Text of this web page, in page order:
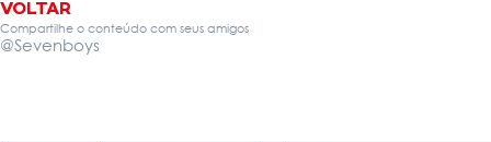
VOLTAR
Compartilhe o conteúdo com seus amigos
@Sevenboys